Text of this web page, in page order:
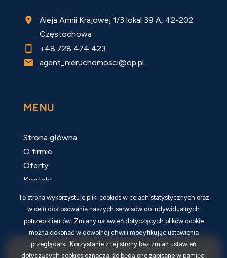
Aleja Armii Krajowej 1/3 lokal 39 A, 42-202
Częstochowa
+48 728 474 423
agent_nieruchomosci@op.pl
MENU
Strona główna
O firmie
Oferty
Kontakt
Rodo
Ta strona wykorzystuje pliki cookies w celach statystycznych oraz
w celu dostosowania naszych serwisów do indywidualnych
potrzeb klientów. Zmiany ustawień dotyczących plików cookie
można dokonać w dowolnej chwili modyfikując ustawienia
przeglądarki. Korzystanie z tej strony bez zmian ustawień
dotyczących cookies oznacza, że będą one zapisane w pamięci